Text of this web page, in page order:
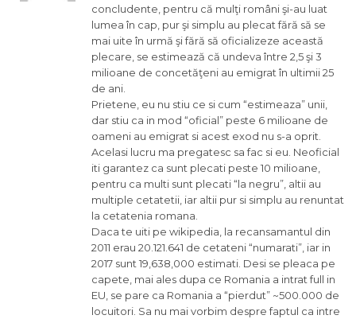
concludente, pentru că mulţi români şi-au luat
lumea în cap, pur şi simplu au plecat fără să se
mai uite în urmă şi fără să oficializeze această
plecare, se estimează că undeva între 2,5 şi 3
milioane de concetăţeni au emigrat în ultimii 25
de ani.
Prietene, eu nu stiu ce si cum “estimeaza” unii,
dar stiu ca in mod “oficial” peste 6 milioane de
oameni au emigrat si acest exod nu s-a oprit.
Acelasi lucru ma pregatesc sa fac si eu. Neoficial
iti garantez ca sunt plecati peste 10 milioane,
pentru ca multi sunt plecati “la negru”, altii au
multiple cetatetii, iar altii pur si simplu au renuntat
la cetatenia romana.
Daca te uiti pe wikipedia, la recansamantul din
2011 erau 20.121.641 de cetateni “numarati”, iar in
2017 sunt 19,638,000 estimati. Desi se pleaca pe
capete, mai ales dupa ce Romania a intrat full in
EU, se pare ca Romania a “pierdut” ~500.000 de
locuitori. Sa nu mai vorbim despre faptul ca intre